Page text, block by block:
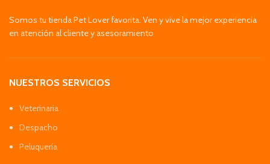
Somos tu tienda Pet Lover favorita. Ven y vive la mejor experiencia
en atención al cliente y asesoramiento
NUESTROS SERVICIOS
Veterinaria
Despacho
Peluquería